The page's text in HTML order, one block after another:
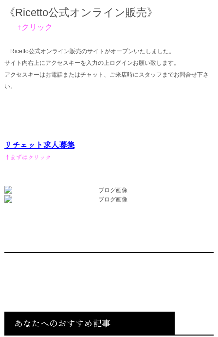
《Ricetto公式オンライン販売》
↑クリック
Ricetto公式オンライン販売のサイトがオープンいたしました。
サイト内右上にアクセスキーを入力の上ログインお願い致します。
アクセスキーはお電話またはチャット、ご来店時にスタッフまでお問合せ下さ
い。
リチェット求人募集
↑まずはクリック
あなたへのおすすめ記事